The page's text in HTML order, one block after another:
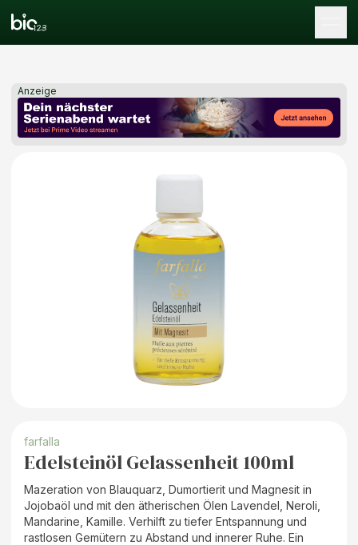
Anzeige
farfalla
Edelsteinöl Gelassenheit 100ml
Mazeration von Blauquarz, Dumortierit und Magnesit in
Jojobaöl und mit den ätherischen Ölen Lavendel, Neroli,
Mandarine, Kamille. Verhilft zu tiefer Entspannung und
rastlosen Gemütern zu Abstand und innerer Ruhe. Ein